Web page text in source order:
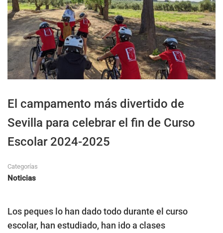
El campamento más divertido de
Sevilla para celebrar el fin de Curso
Escolar 2024-2025
Categorías
Noticias
Los peques lo han dado todo durante el curso
escolar, han estudiado, han ido a clases